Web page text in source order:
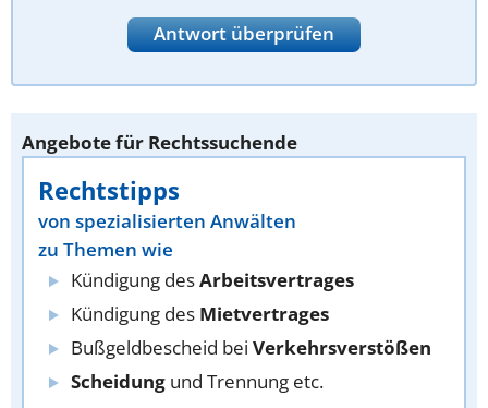
Antwort überprüfen
Angebote für Rechtssuchende
Rechtstipps
von spezialisierten Anwälten
zu Themen wie
Kündigung desArbeitsvertrages
Kündigung des Mietvertrages
Bußgeldbescheid bei Verkehrsverstößen
Scheidung und Trennung etc.